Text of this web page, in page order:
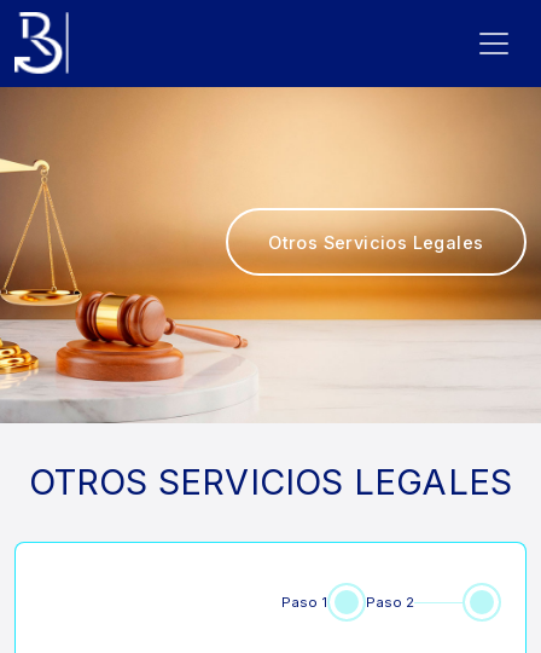
Otros Servicios Legales
OTROS SERVICIOS LEGALES
Paso 1 Paso 2